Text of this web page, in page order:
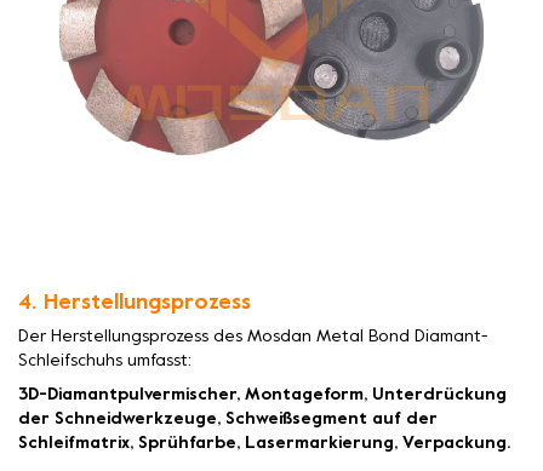
4. Herstellungsprozess
Der Herstellungsprozess des Mosdan Metal Bond Diamant-
Schleifschuhs umfasst:
3D-Diamantpulvermischer, Montageform, Unterdrückung
der Schneidwerkzeuge, Schweißsegment auf der
Schleifmatrix, Sprühfarbe, Lasermarkierung, Verpackung.